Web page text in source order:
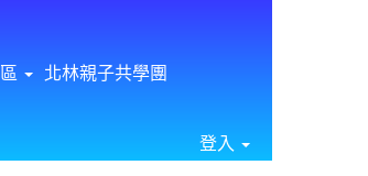
北林親子共學團
登入